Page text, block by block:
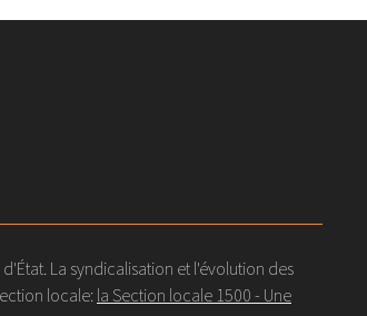
La syndicalisation et l'évolution des
locale: la Section locale 1500 - Une